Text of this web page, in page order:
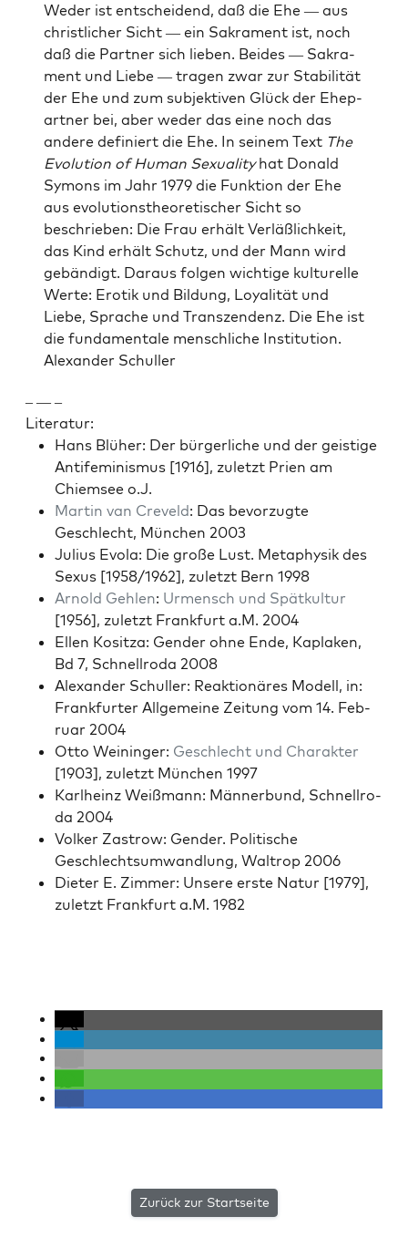
Wed­er ist entschei­dend, daß die Ehe — aus
christlich­er Sicht — ein Sakra­ment ist, noch
daß die Part­ner sich lieben. Bei­des — Sakra­
ment und Liebe — tra­gen zwar zur Sta­bil­ität
der Ehe und zum sub­jek­tiv­en Glück der Ehep­
art­ner bei, aber wed­er das eine noch das
andere definiert die Ehe. In seinem Text The
Evo­lu­tion of Human Sex­u­al­i­tyhat Don­ald
Symons im Jahr 1979 die Funk­tion der Ehe
aus evo­lu­tion­s­the­o­retis­ch­er Sicht so
beschrieben: Die Frau erhält Ver­läßlichkeit,
das Kind erhält Schutz, und der Mann wird
gebändigt. Daraus fol­gen wichtige kul­turelle
Werte: Erotik und Bil­dung, Loy­al­ität und
Liebe, Sprache und Tran­szen­denz. Die Ehe ist
die fun­da­men­tale men­schliche Insti­tu­tion.
Alexan­der Schuller
– — –
Lit­er­atur:
Hans Blüher: Der bürg­er­liche und der geistige
Antifem­i­nis­mus [1916], zulet­zt Prien am
Chiem­see o.J.
Mar­tin van Crev­eld: Das bevorzugte
Geschlecht, München 2003
Julius Evola: Die große Lust. Meta­physik des
Sexus [1958/1962], zulet­zt Bern 1998
Arnold Gehlen: Urmen­sch und Spätkul­tur
[1956], zulet­zt Frank­furt a.M. 2004
Ellen Kositza: Gen­der ohne Ende, Kaplak­en,
Bd 7, Schnell­ro­da 2008
Alexan­der Schuller: Reak­tionäres Mod­ell, in:
Frank­furter All­ge­meine Zeitung vom 14. Feb­
ru­ar 2004
Otto Weininger: Geschlecht und Charak­ter
[1903], zulet­zt München 1997
Karl­heinz Weiß­mann: Män­ner­bund, Schnell­ro­
da 2004
Volk­er Zas­trow: Gen­der. Poli­tis­che
Geschlecht­sumwand­lung, Wal­trop 2006
Dieter E. Zim­mer: Unsere erste Natur [1979],
zulet­zt Frank­furt a.M. 1982
Zurück zur Startseite